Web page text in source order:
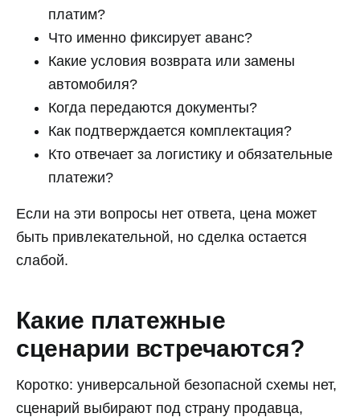
платим?
Что именно фиксирует аванс?
Какие условия возврата или замены
автомобиля?
Когда передаются документы?
Как подтверждается комплектация?
Кто отвечает за логистику и обязательные
платежи?
Если на эти вопросы нет ответа, цена может
быть привлекательной, но сделка остается
слабой.
Какие платежные
сценарии встречаются?
Коротко: универсальной безопасной схемы нет,
сценарий выбирают под страну продавца,